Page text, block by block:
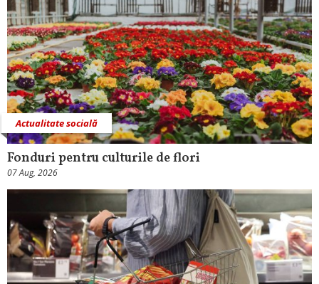
Actualitate socială
Fonduri pentru culturile de flori
07 Aug, 2026